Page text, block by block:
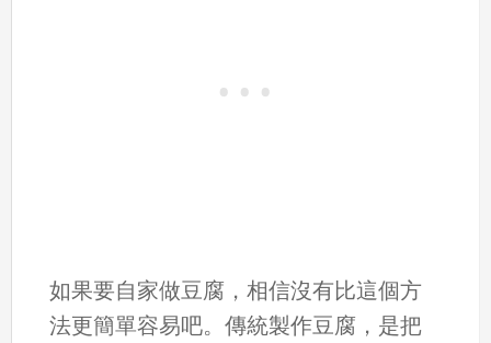
如果要自家做豆腐，相信沒有比這個方
法更簡單容易吧。傳統製作豆腐，是把